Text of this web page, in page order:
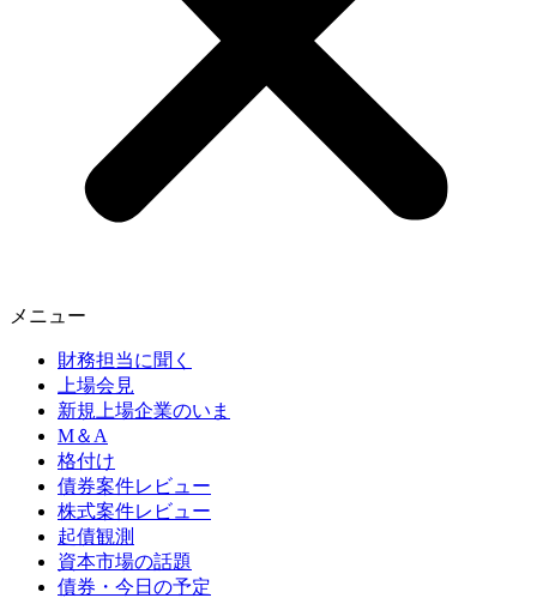
メニュー
財務担当に聞く
上場会見
新規上場企業のいま
M＆A
格付け
債券案件レビュー
株式案件レビュー
起債観測
資本市場の話題
債券・今日の予定